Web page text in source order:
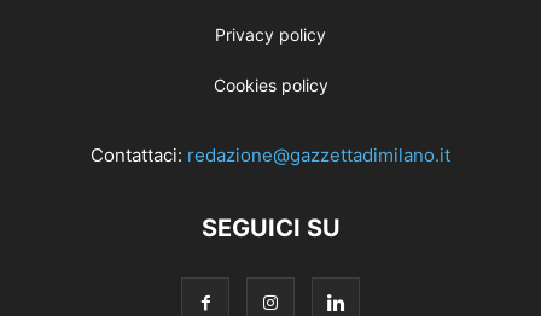
Privacy policy
Cookies policy
Contattaci: redazione@gazzettadimilano.it
SEGUICI SU